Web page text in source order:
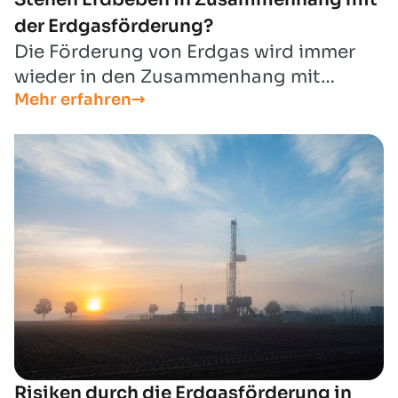
der Erdgasförderung?
Die Förderung von Erdgas wird immer
wieder in den Zusammenhang mit
Erdbeben gebracht. In diesem Artikel
klären die wichtigsten Fragen. Wie
entstehen Erdbeben, können diese mit
der Erdgasförderung zusammenhängen
und was passiert, wenn ein Schaden
entsteht?
Mehr erfahren
Risiken durch die Erdgasförderung in